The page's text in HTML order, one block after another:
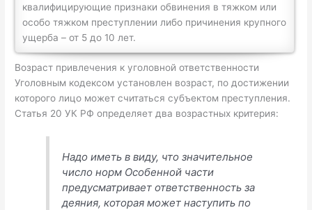
квалифицирующие признаки обвинения в тяжком или
особо тяжком преступлении либо причинения крупного
ущерба – от 5 до 10 лет.
Возраст привлечения к уголовной ответственности
Уголовным кодексом установлен возраст, по достижении
которого лицо может считаться субъектом преступления.
Статья 20 УК РФ определяет два возрастных критерия:
Надо иметь в виду, что значительное
число норм Особенной части
предусматривает ответственность за
деяния, которая может наступить по